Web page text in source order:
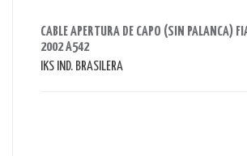
CABLE APERTURA DE CAPO (SIN PALANCA)
2002 A542
IKS IND. BRASILERA